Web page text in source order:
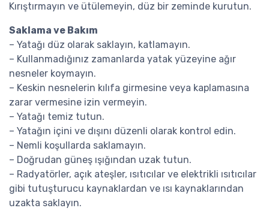
Kırıştırmayın ve ütülemeyin, düz bir zeminde kurutun.
Saklama ve Bakım
– Yatağı düz olarak saklayın, katlamayın.
– Kullanmadığınız zamanlarda yatak yüzeyine ağır
nesneler koymayın.
– Keskin nesnelerin kılıfa girmesine veya kaplamasına
zarar vermesine izin vermeyin.
– Yatağı temiz tutun.
– Yatağın içini ve dışını düzenli olarak kontrol edin.
– Nemli koşullarda saklamayın.
– Doğrudan güneş ışığından uzak tutun.
– Radyatörler, açık ateşler, ısıtıcılar ve elektrikli ısıtıcılar
gibi tutuşturucu kaynaklardan ve ısı kaynaklarından
uzakta saklayın.